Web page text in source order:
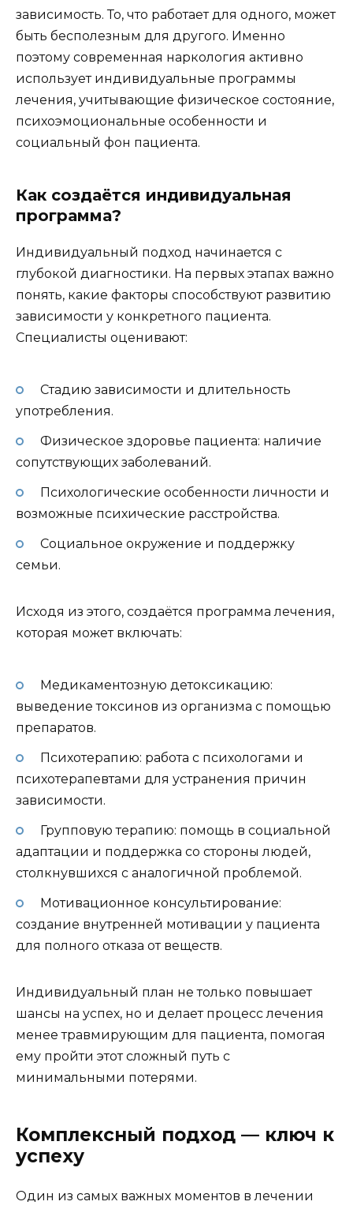
зависимость. То, что работает для одного, может
быть бесполезным для другого. Именно
поэтому современная наркология активно
использует индивидуальные программы
лечения, учитывающие физическое состояние,
психоэмоциональные особенности и
социальный фон пациента.
Как создаётся индивидуальная
программа?
Индивидуальный подход начинается с
глубокой диагностики. На первых этапах важно
понять, какие факторы способствуют развитию
зависимости у конкретного пациента.
Специалисты оценивают:
Стадию зависимости и длительность
употребления.
Физическое здоровье пациента: наличие
сопутствующих заболеваний.
Психологические особенности личности и
возможные психические расстройства.
Социальное окружение и поддержку
семьи.
Исходя из этого, создаётся программа лечения,
которая может включать:
Медикаментозную детоксикацию:
выведение токсинов из организма с помощью
препаратов.
Психотерапию: работа с психологами и
психотерапевтами для устранения причин
зависимости.
Групповую терапию: помощь в социальной
адаптации и поддержка со стороны людей,
столкнувшихся с аналогичной проблемой.
Мотивационное консультирование:
создание внутренней мотивации у пациента
для полного отказа от веществ.
Индивидуальный план не только повышает
шансы на успех, но и делает процесс лечения
менее травмирующим для пациента, помогая
ему пройти этот сложный путь с
минимальными потерями.
Комплексный подход — ключ к
успеху
Один из самых важных моментов в лечении